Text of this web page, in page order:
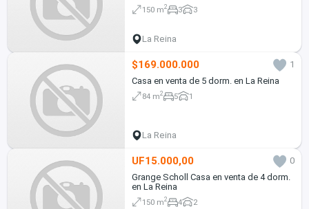
150 m2 3 3
La Reina
$169.000.000
1
Casa en venta de 5 dorm. en La Reina
84 m2 5 1
La Reina
UF15.000,00
0
Grange Scholl Casa en venta de 4 dorm.
en La Reina
150 m2 4 2